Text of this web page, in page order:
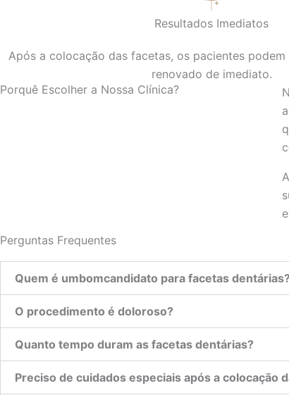
Resultados Imediatos
Após a colocação das facetas, os pacientes
renovado de imediato.
Porquê Escolher a Nossa Clínica?
Perguntas Frequentes
Quem é umbomcandidato para facetas dentárias?
O procedimento é doloroso?
Quanto tempo duram as facetas dentárias?
Preciso de cuidados especiais após a colocação